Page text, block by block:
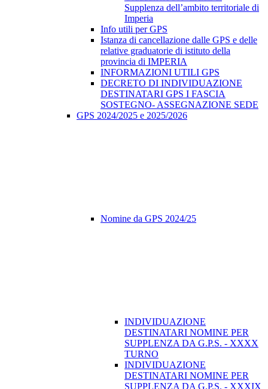
Supplenza dell’ambito territoriale di
Imperia
Info utili per GPS
Istanza di cancellazione dalle GPS e delle
relative graduatorie di istituto della
provincia di IMPERIA
INFORMAZIONI UTILI GPS
DECRETO DI INDIVIDUAZIONE
DESTINATARI GPS I FASCIA
SOSTEGNO- ASSEGNAZIONE SEDE
GPS 2024/2025 e 2025/2026
Nomine da GPS 2024/25
INDIVIDUAZIONE
DESTINATARI NOMINE PER
SUPPLENZA DA G.P.S. - XXXX
TURNO
INDIVIDUAZIONE
DESTINATARI NOMINE PER
SUPPLENZA DA G.P.S. - XXXIX